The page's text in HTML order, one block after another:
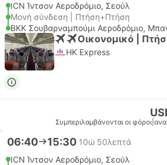
ICN Ίντσον Αεροδρόμιο, Σεούλ
Μονή σύνδεση | Πτήση+Πτήση
BKK Σουβαρναμπούμι Αεροδρόμιο,
Οικονομικό |
HK Express
Συμπεριλαμβάνονται οι φόροι ανα
06:40 15:30 10ώ 50λεπτά
ICN Ίντσον Αεροδρόμιο, Σεούλ